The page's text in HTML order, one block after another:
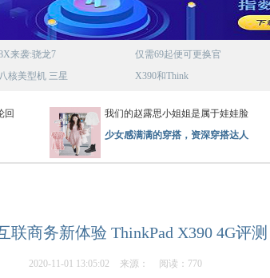
来袭:骁龙7
核美型机 三星
仅需69起便可更换官
X390和Think
回
我们的赵露思小姐姐是属于娃娃脸
少女感满满的穿搭，资深穿搭达人
联商务新体验 ThinkPad X390 4G评测
2020-11-01 13:05:02 来源： 阅读：770